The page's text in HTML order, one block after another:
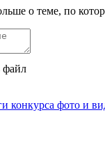
о теме, по
файл
конкурса фото